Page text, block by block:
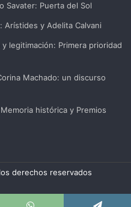
Savater: Puerta del Sol
Arístides y Adelita Calvani
legitimación: Primera prioridad
Machado: un discurso
histórica y Premios
derechos reservados